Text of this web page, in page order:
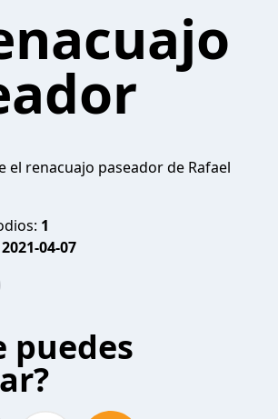
renacuajo paseador de Rafael
1
2021-04-07
puedes